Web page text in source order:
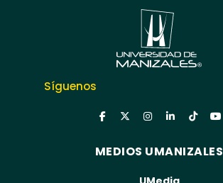
Síguenos
MEDIOS UMANIZALES